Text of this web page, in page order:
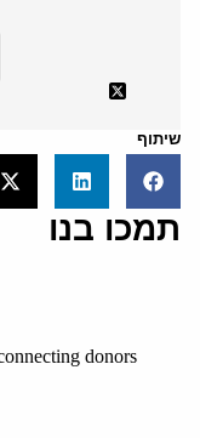
שיתוף
תמכו בנו